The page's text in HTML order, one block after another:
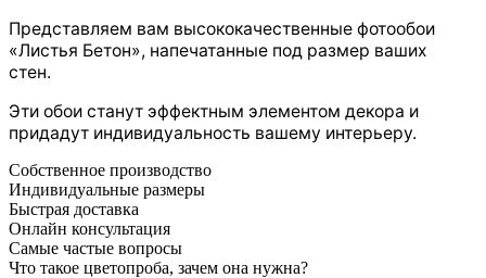
Представляем вам высококачественные фотообои
«Листья Бетон», напечатанные под размер ваших
стен.
Эти обои станут эффектным элементом декора и
придадут индивидуальность вашему интерьеру.
Собственное производство
Индивидуальные размеры
Быстрая доставка
Онлайн консультация
Самые частые вопросы
Что такое цветопроба, зачем она нужна?